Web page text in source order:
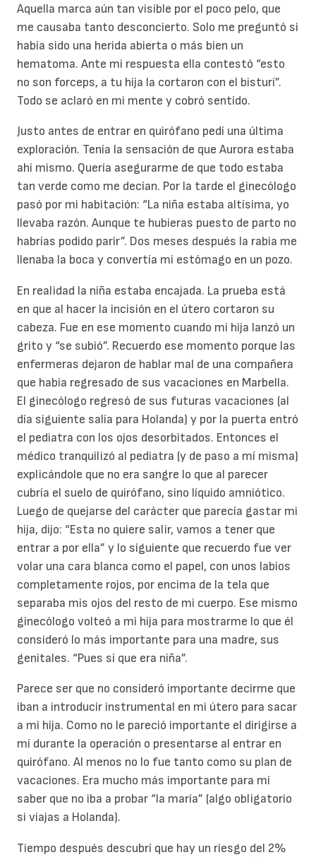
Aquella marca aún tan visible por el poco pelo, que
me causaba tanto desconcierto. Solo me preguntó si
había sido una herida abierta o más bien un
hematoma. Ante mi respuesta ella contestó “esto
no son forceps, a tu hija la cortaron con el bisturí”.
Todo se aclaró en mi mente y cobró sentido.
Justo antes de entrar en quirófano pedí una última
exploración. Tenía la sensación de que Aurora estaba
ahí mismo. Quería asegurarme de que todo estaba
tan verde como me decían. Por la tarde el ginecólogo
pasó por mi habitación: “La niña estaba altísima, yo
llevaba razón. Aunque te hubieras puesto de parto no
habrías podido parir”. Dos meses después la rabia me
llenaba la boca y convertía mi estómago en un pozo.
En realidad la niña estaba encajada. La prueba está
en que al hacer la incisión en el útero cortaron su
cabeza. Fue en ese momento cuando mi hija lanzó un
grito y “se subió”. Recuerdo ese momento porque las
enfermeras dejaron de hablar mal de una compañera
que había regresado de sus vacaciones en Marbella.
El ginecólogo regresó de sus futuras vacaciones (al
día siguiente salía para Holanda) y por la puerta entró
el pediatra con los ojos desorbitados. Entonces el
médico tranquilizó al pediatra (y de paso a mí misma)
explicándole que no era sangre lo que al parecer
cubría el suelo de quirófano, sino líquido amniótico.
Luego de quejarse del carácter que parecía gastar mi
hija, dijo: “Esta no quiere salir, vamos a tener que
entrar a por ella” y lo siguiente que recuerdo fue ver
volar una cara blanca como el papel, con unos labios
completamente rojos, por encima de la tela que
separaba mis ojos del resto de mi cuerpo. Ese mismo
ginecólogo volteó a mi hija para mostrarme lo que él
consideró lo más importante para una madre, sus
genitales. “Pues sí que era niña”.
Parece ser que no consideró importante decirme que
iban a introducir instrumental en mi útero para sacar
a mi hija. Como no le pareció importante el dirigirse a
mí durante la operación o presentarse al entrar en
quirófano. Al menos no lo fue tanto como su plan de
vacaciones. Era mucho más importante para mí
saber que no iba a probar “la maría” (algo obligatorio
si viajas a Holanda).
Tiempo después descubrí que hay un riesgo del 2%